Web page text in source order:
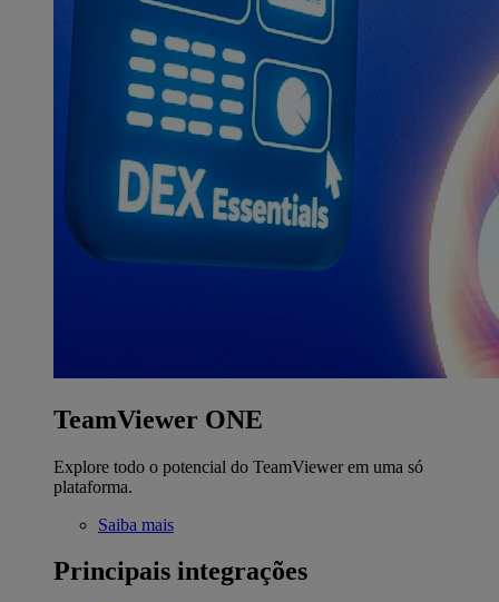
TeamViewer ONE
Explore todo o potencial do TeamViewer em uma só
plataforma.
Saiba mais
Principais integrações